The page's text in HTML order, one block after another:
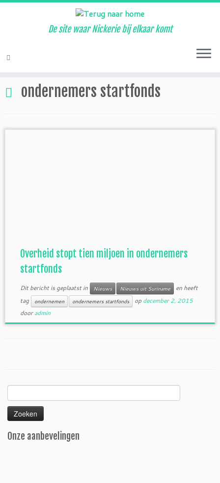
Ga
De site waar Nickerie bij elkaar komt
ondernemers startfonds
Overheid stopt tien miljoen in ondernemers
startfonds
Dit bericht is geplaatst in Nieuws Nieuws uit Suriname
en heeft
tag
ondernemen ondernemers startfonds op december 2, 2015
dooradmin
naar:
Onze aanbevelingen